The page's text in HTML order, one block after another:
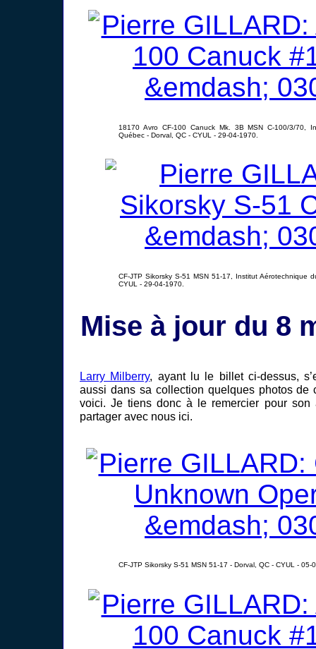
18170 Avro CF-100 Canuck Mk. 3B MSN C-100/3/70,
Québec - Dorval, QC - CYUL - 29-04-1970.
CF-JTP Sikorsky S-51 MSN 51-17, Institut Aérotechnique
CYUL - 29-04-1970.
Mise à jour du 8
Larry Milberry, ayant lu le billet ci-dessus,
aussi dans sa collection quelques photos de
voici. Je tiens donc à le remercier pour son
partager avec nous ici.
CF-JTP Sikorsky S-51 MSN 51-17 - Dorval, QC - CYUL - 05-